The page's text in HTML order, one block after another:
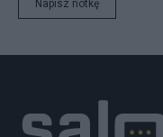
Napisz notkę